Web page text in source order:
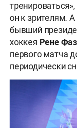
он к зрителям.
бывший
хоккея Рене
первого матча
периодически